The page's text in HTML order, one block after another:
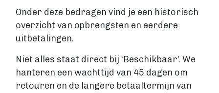
Onder deze bedragen vind je een historisch
overzicht van opbrengsten en eerdere
uitbetalingen.
Niet alles staat direct bij ‘Beschikbaar’. We
hanteren een wachttijd van 45 dagen om
retouren en de langere betaaltermijn van